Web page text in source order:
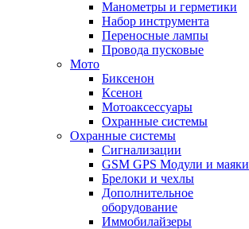
Манометры и герметики
Набор инструмента
Переносные лампы
Провода пусковые
Мото
Биксенон
Ксенон
Мотоаксессуары
Охранные системы
Охранные системы
Сигнализации
GSM GPS Модули и маяки
Брелоки и чехлы
Дополнительное
оборудование
Иммобилайзеры